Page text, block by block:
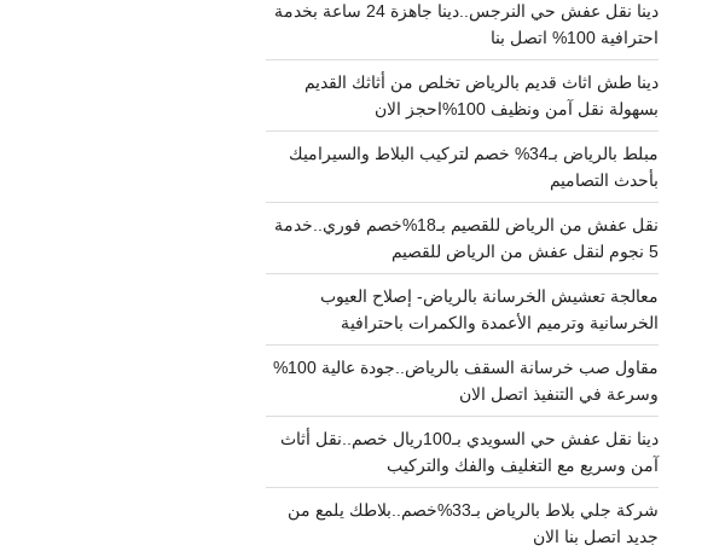
دينا نقل عفش حي النرجس..دينا جاهزة 24 ساعة بخدمة
احترافية 100% اتصل بنا
دينا طش اثاث قديم بالرياض تخلص من أثاثك القديم
بسهولة نقل آمن ونظيف 100%احجز الان
مبلط بالرياض بـ34% خصم لتركيب البلاط والسيراميك
بأحدث التصاميم
نقل عفش من الرياض للقصيم بـ18%خصم فوري..خدمة
5 نجوم لنقل عفش من الرياض للقصيم
معالجة تعشيش الخرسانة بالرياض- إصلاح العيوب
الخرسانية وترميم الأعمدة والكمرات باحترافية
مقاول صب خرسانة السقف بالرياض..جودة عالية 100%
وسرعة في التنفيذ اتصل الان
دينا نقل عفش حي السويدي بـ100ريال خصم..نقل أثاث
آمن وسريع مع التغليف والفك والتركيب
شركة جلي بلاط بالرياض بـ33%خصم..بلاطك يلمع من
جديد اتصل بنا الان